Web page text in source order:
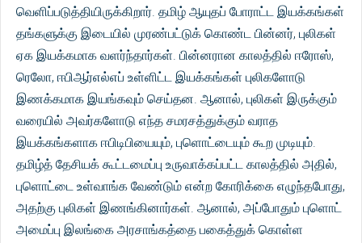
வெளிப்படுத்தியிருக்கிறார். தமிழ் ஆயுதப் போராட்ட இயக்கங்கள்
தங்களுக்கு இடையில் முரண்பட்டுக் கொண்ட பின்னர், புலிகள்
ஏக இயக்கமாக வளர்ந்தார்கள். பின்னரான காலத்தில் ஈரோஸ்,
ரெலோ, ஈபிஆர்எல்எப் உள்ளிட்ட இயக்கங்கள் புலிகளோடு
இணக்கமாக இயங்கவும் செய்தன. ஆனால், புலிகள் இருக்கும்
வரையில் அவர்களோடு எந்த சமரசத்துக்கும் வராத
இயக்கங்களாக ஈபிடிபியையும், புளொட்டையும் கூற முடியும்.
தமிழ்த் தேசியக் கூட்டமைப்பு உருவாக்கப்பட்ட காலத்தில் அதில்,
புளொட்டை உள்வாங்க வேண்டும் என்ற கோரிக்கை எழுந்தபோது,
அதற்கு புலிகள் இணங்கினார்கள். ஆனால், அப்போதும் புளொட்
அமைப்பு இலங்கை அரசாங்கத்தை பகைத்துக் கொள்ள